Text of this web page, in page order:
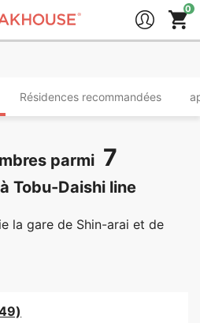
Résidences recommandées
parmi 7
Tobu-Daishi line
la gare de Shin-arai et de